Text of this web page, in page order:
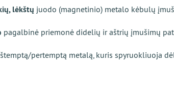
lėkštų juodo (magnetinio) metalo kėbulų
pagalbinė priemonė didelių ir aštrių įmušimų
pertemptą metalą, kuris spyruokliuoja